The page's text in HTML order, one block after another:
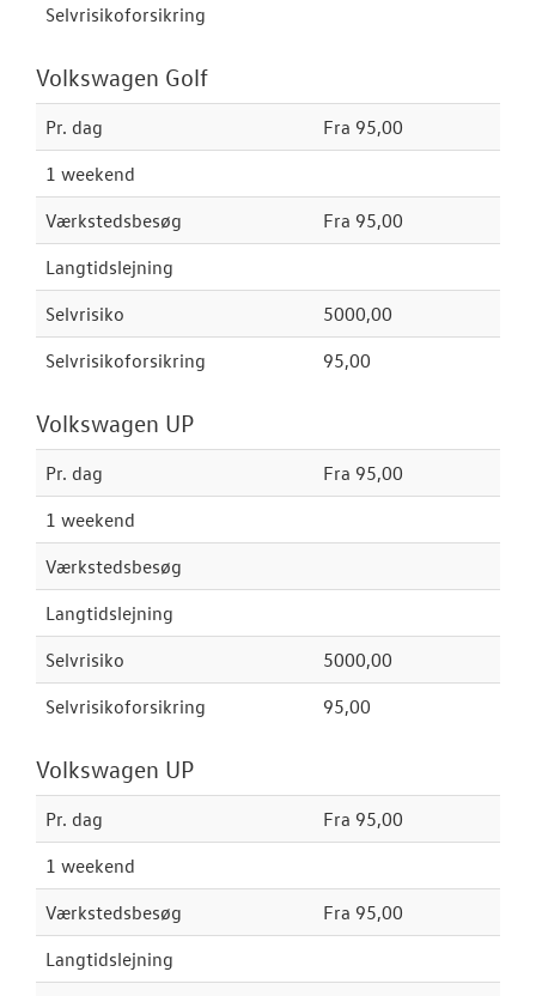
Service til din
CLASSIC PARTS
LEJ EN
Selvrisikoforsikring
Volkswagen Golf
Pr. dag
Fra 95,00
1 weekend
Værkstedsbesøg
Fra 95,00
Langtidslejning
Selvrisiko
5000,00
Selvrisikoforsikring
95,00
Volkswagen UP
Pr. dag
Fra 95,00
1 weekend
Værkstedsbesøg
Langtidslejning
Selvrisiko
5000,00
Selvrisikoforsikring
95,00
Volkswagen UP
Pr. dag
Fra 95,00
1 weekend
Værkstedsbesøg
Fra 95,00
Langtidslejning